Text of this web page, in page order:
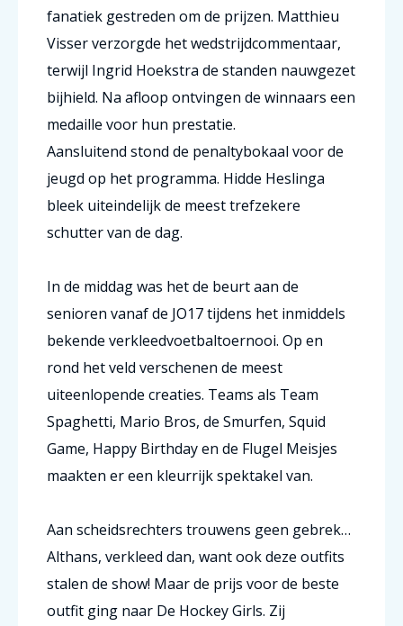
fanatiek gestreden om de prijzen. Matthieu
Visser verzorgde het wedstrijdcommentaar,
terwijl Ingrid Hoekstra de standen nauwgezet
bijhield. Na afloop ontvingen de winnaars een
medaille voor hun prestatie.
Aansluitend stond de penaltybokaal voor de
jeugd op het programma. Hidde Heslinga
bleek uiteindelijk de meest trefzekere
schutter van de dag.
In de middag was het de beurt aan de
senioren vanaf de JO17 tijdens het inmiddels
bekende verkleedvoetbaltoernooi. Op en
rond het veld verschenen de meest
uiteenlopende creaties. Teams als Team
Spaghetti, Mario Bros, de Smurfen, Squid
Game, Happy Birthday en de Flugel Meisjes
maakten er een kleurrijk spektakel van.
Aan scheidsrechters trouwens geen gebrek…
Althans, verkleed dan, want ook deze outfits
stalen de show! Maar de prijs voor de beste
outfit ging naar De Hockey Girls. Zij